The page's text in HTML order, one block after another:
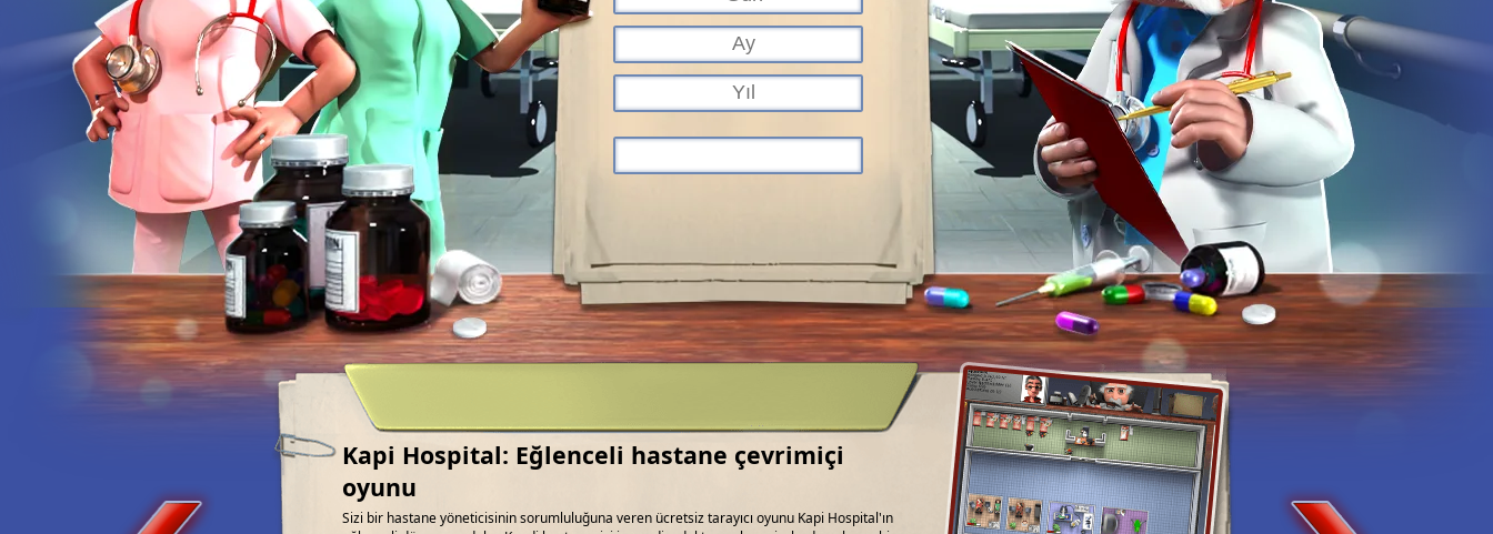
Kapi Hospital: Eğlenceli hastane çevrimiçi
oyunu
Sizi bir hastane yöneticisinin sorumluluğuna veren ücretsiz tarayıcı oyunu Kapi Hospital'ın